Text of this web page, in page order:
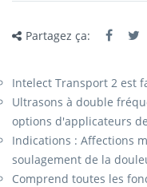
Partagez ça:
Intelect Transport 2 est
Ultrasons à double
options d'applicateurs
Indications : Affections
soulagement de la
Comprend toutes les